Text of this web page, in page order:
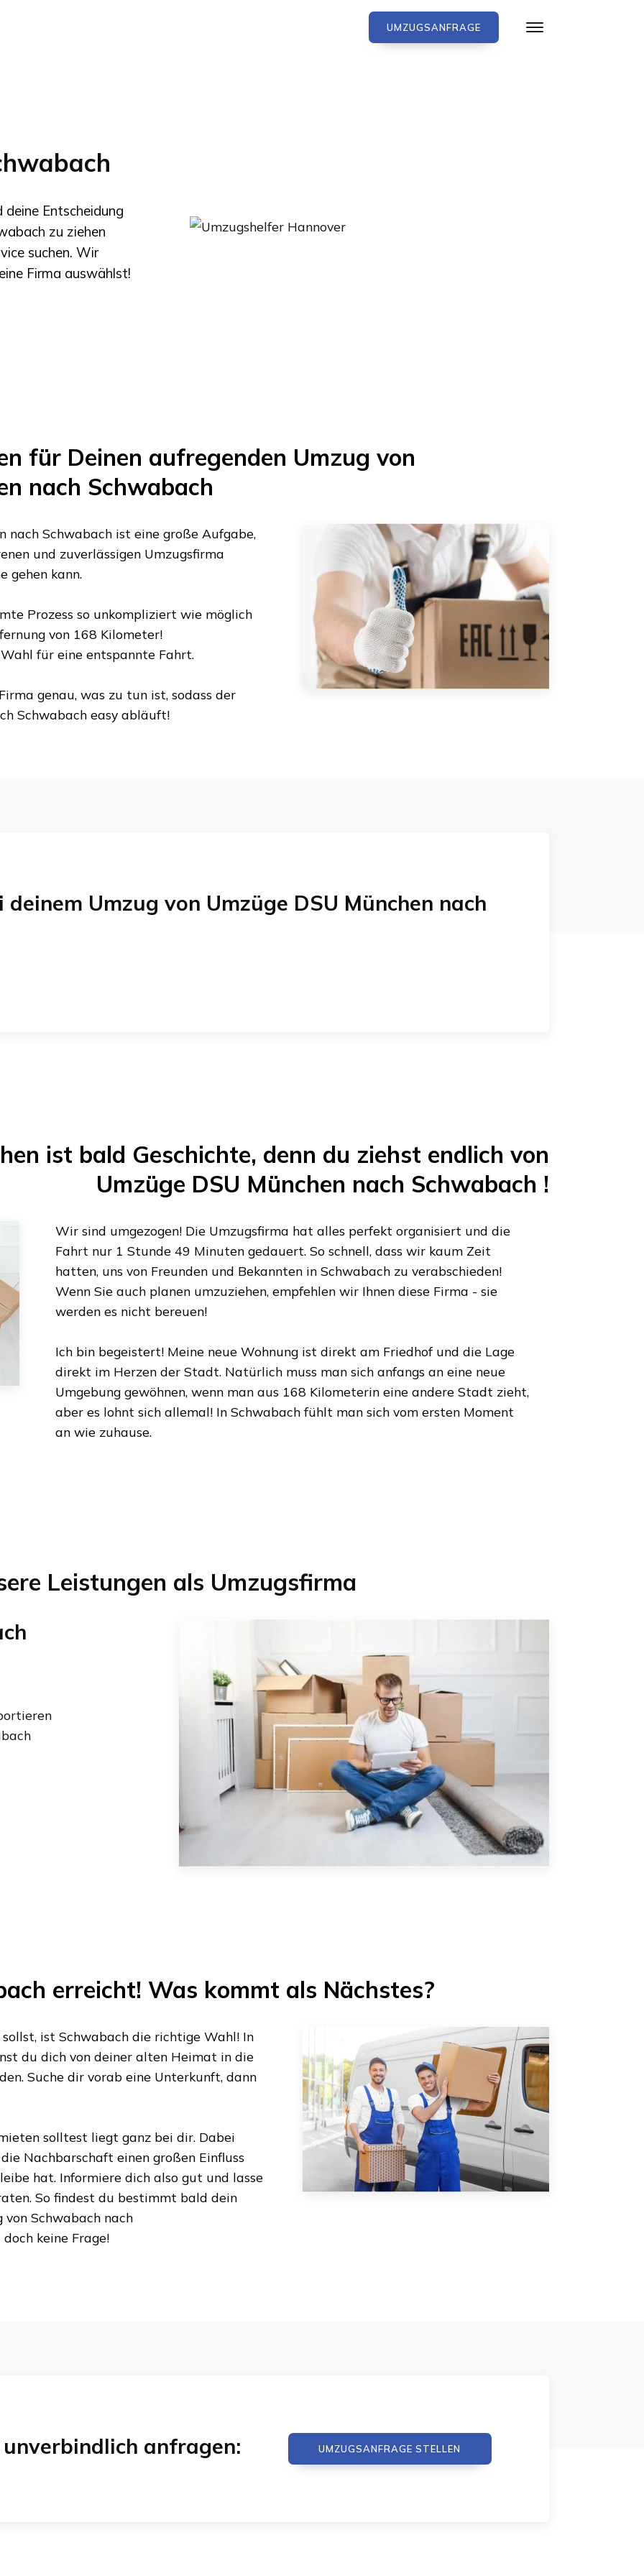
UMZUGSANFRAGE
Entscheidung
zu ziehen
suchen. Wir
Firma auswählst!
für Deinen aufregenden Umzug von
nach Schwabach
nach Schwabach ist eine große Aufgabe,
und zuverlässigen Umzugsfirma
gehen kann.
Prozess so unkompliziert wie möglich
von 168 Kilometer!
für eine entspannte Fahrt.
genau, was zu tun ist, sodass der
Schwabach easy abläuft!
Umzug von Umzüge DSU München nach
ist bald Geschichte, denn du ziehst endlich von
Umzüge DSU München nach Schwabach !
Wir sind umgezogen! Die Umzugsfirma hat alles perfekt organisiert und die
Fahrt nur 1 Stunde 49 Minuten gedauert. So schnell, dass wir kaum Zeit
hatten, uns von Freunden und Bekannten inSchwabach zu verabschieden!
Wenn Sie auch planen umzuziehen, empfehlen wir Ihnen diese Firma - sie
werden es nicht bereuen!
Ich bin begeistert! Meine neue Wohnung ist direkt am Friedhof und die Lage
direkt im Herzen der Stadt. Natürlich muss man sich anfangs an eine neue
Umgebung gewöhnen, wenn man aus 168 Kilometerin eine andere Stadt zieht,
aber es lohnt sich allemal! InSchwabach fühlt man sich vom ersten Moment
an wie zuhause.
Leistungen als Umzugsfirma
erreicht! Was kommt als Nächstes?
ist Schwabach die richtige Wahl! In
du dich von deiner alten Heimat in die
Suche dir vorab eine Unterkunft, dann
solltest liegt ganz bei dir. Dabei
Nachbarschaft einen großen Einfluss
hat. Informiere dich also gut und lasse
So findest du bestimmt bald dein
von Schwabach nach
keine Frage!
anfragen: UMZUGSANFRAGE STELLEN